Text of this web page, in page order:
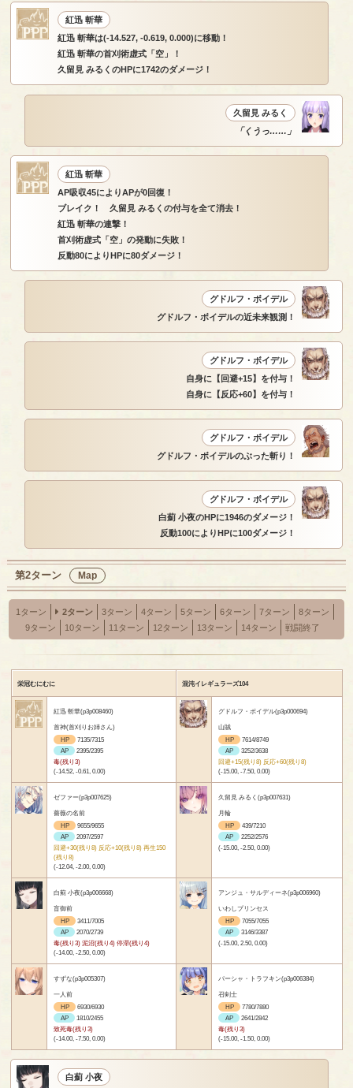
紅迅 斬華
紅迅 斬華は(-14.527, -0.619, 0.000)に移動！
紅迅 斬華の首刈術虚式「空」！
久留見 みるくのHPに1742のダメージ！
久留見 みるく
「くうっ……」
紅迅 斬華
AP吸収45によりAPが0回復！
ブレイク！ 久留見 みるくの付与を全て消去！
紅迅 斬華の連撃！
首刈術虚式「空」の発動に失敗！
反動80によりHPに80ダメージ！
グドルフ・ボイデル
グドルフ・ボイデルの近未来観測！
グドルフ・ボイデル
自身に【回避+15】を付与！
自身に【反応+60】を付与！
グドルフ・ボイデル
グドルフ・ボイデルのぶった斬り！
グドルフ・ボイデル
白薊 小夜のHPに1946のダメージ！
反動100によりHPに100ダメージ！
第2ターン Map
1ターン 2ターン 3ターン 4ターン 5ターン 6ターン 7ターン
8ターン
9ターン
10ターン 11ターン 12ターン 13ターン 14ターン 戦闘終了
栄冠むにむに 混沌イレギュラーズ104
紅迅 斬華(p3p008460)
首神(首刈りお姉さん)
HP
7135/7315
AP
2395/2395
毒(残り3)
(-14.52, -0.61, 0.00)
グドルフ・ボイデル(p3p000694)
山賊
HP
7614/8749
AP
3252/3638
回避+15(残り8) 反応+60(残り8)
(-15.00, -7.50, 0.00)
ゼファー(p3p007625)
薔薇の名前
HP
9655/9655
AP
2097/2597
回避+30(残り8) 反応+10(残り8) 再生150
(残り8)
(-12.04, -2.00, 0.00)
久留見 みるく(p3p007631)
月輪
HP
439/7210
AP
2252/2576
(-15.00, -2.50, 0.00)
白薊 小夜(p3p006668)
盲御前
HP
3411/7005
AP
2070/2739
毒(残り3) 泥沼(残り4) 停滞(残り4)
(-14.00, -2.50, 0.00)
アンジュ・サルディーネ(p3p006960)
いわしプリンセス
HP
7055/7055
AP
3146/3387
(-15.00, 2.50, 0.00)
すずな(p3p005307)
一人前
HP
6930/6930
AP
1810/2455
致死毒(残り3)
(-14.00, -7.50, 0.00)
パーシャ・トラフキン(p3p006384)
召剣士
HP
7780/7880
AP
2641/2842
毒(残り3)
(-15.00, -1.50, 0.00)
白薊 小夜